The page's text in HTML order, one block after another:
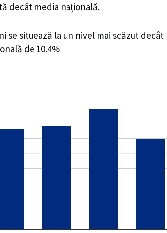
decât media națională.
se situează la un nivel mai scăzut
de 10.4%